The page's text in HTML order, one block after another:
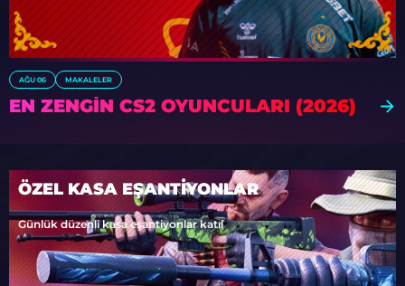
AĞU 06 MAKALELER
EN ZENGIN CS2 OYUNCULARI (2026)
ÖZEL KASA EŞANTİYONLAR
Günlük düzenli kasa eşantiyonlar katıl